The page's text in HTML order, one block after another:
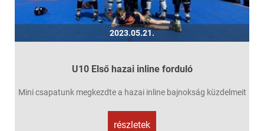
2023.05.21.
U10 Első hazai inline forduló
Mini csapatunk megkezdte a hazai inline bajnokság küzdelmeit
részletek